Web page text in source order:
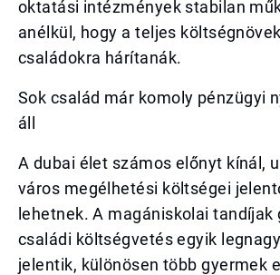
oktatási intézmények stabilan
anélkül, hogy a teljes
családokra hárítanák.
Sok család már komoly pénzügyi
áll
A dubai élet számos előnyt kínál,
város megélhetési költségei
lehetnek. A magániskolai tandíjak
családi költségvetés egyik
jelentik, különösen több gyermek